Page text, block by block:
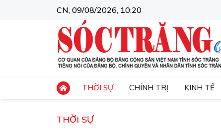
CN, 09/08/2026, 10:20
THỜI SỰ CHÍNH TRỊ KINH TẾ
THỜI SỰ